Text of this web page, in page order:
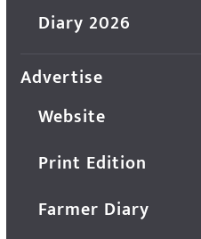
Diary 2026
Advertise
Website
Print Edition
Farmer Diary